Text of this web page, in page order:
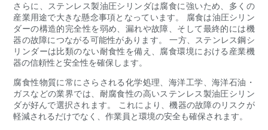
さらに、ステンレス製油圧シリンダは腐食に強いため、多くの
産業用途で大きな懸念事項となっています。 腐食は油圧シリン
ダーの構造的完全性を弱め、漏れや故障、そして最終的には機
器の故障につながる可能性があります。 一方、ステンレス鋼シ
リンダーは比類のない耐食性を備え、腐食環境における産業機
器の信頼性と安全性を確保します。
腐食性物質に常にさらされる化学処理、海洋工学、海洋石油・
ガスなどの業界では、耐腐食性の高いステンレス製油圧シリン
ダが好んで選択されます。 これにより、機器の故障のリスクが
軽減されるだけでなく、作業員と環境の安全も確保されます。